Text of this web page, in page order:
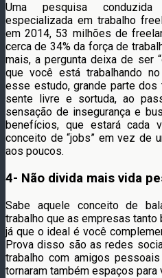
Uma pesquisa
especializada em trabalho
em 2014, 53 milhões de
cerca de 34% da força de
mais, a pergunta deixa de ser
que você está trabalhando
esse estudo, grande parte
sente livre e sortuda, ao
sensação de insegurança e
benefícios, que estará cada
conceito de “jobs” em vez de
aos poucos.
4- Não divida mais vida
Sabe aquele conceito de
trabalho que as empresas
já que o ideal é você
Prova disso são as redes
trabalho com amigos
tornaram também espaços para